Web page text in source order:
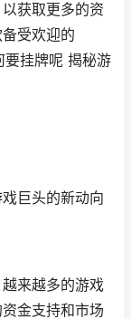
获取更多的资
受欢迎的
要挂牌呢 揭秘游
巨头的新动向
来越多的游戏
金支持和市场